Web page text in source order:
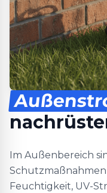
Im Außenbereich
Schutzmaßnahmen
Feuchtigkeit, UV-